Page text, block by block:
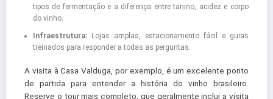
tipos de fermentação e a diferença entre tanino, acidez e corpo
do vinho.
Infraestrutura:Lojas amplas, estacionamento fácil e guias
treinados para responder a todas as perguntas.
A visita à Casa Valduga, por exemplo, é um excelente ponto
de partida para entender a história do vinho brasileiro.
Reserve o tour mais completo, que geralmente inclui a visita